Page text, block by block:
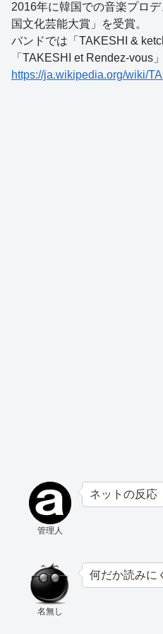
2016年に韓国での音楽プロ
国文化芸能大賞」を受賞。
バンドでは「TAKESHI &
「TAKESHI et Rendez-vous
https://ja.wikipedia.org/wiki/
管理人
ネットの反応
名無し
何だか読みに